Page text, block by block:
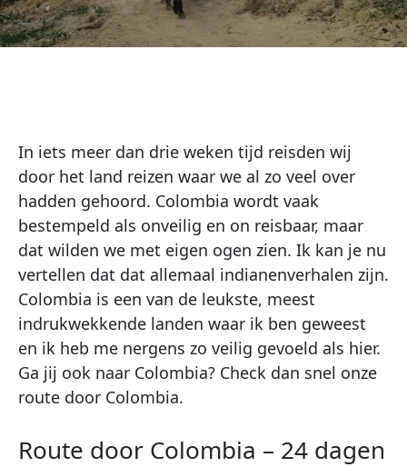
In iets meer dan drie weken tijd reisden wij
door het land reizen waar we al zo veel over
hadden gehoord. Colombia wordt vaak
bestempeld als onveilig en on reisbaar, maar
dat wilden we met eigen ogen zien. Ik kan je nu
vertellen dat dat allemaal indianenverhalen zijn.
Colombia is een van de leukste, meest
indrukwekkende landen waar ik ben geweest
en ik heb me nergens zo veilig gevoeld als hier.
Ga jij ook naar Colombia? Check dan snel onze
route door Colombia.
Route door Colombia – 24 dagen